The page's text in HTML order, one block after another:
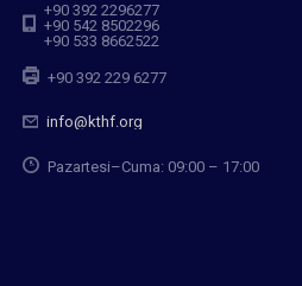
+90 392 2296277
+90 542 8502296
+90 533 8662522
+90 392 229 6277
info@kthf.org
Pazartesi–Cuma: 09:00 – 17:00